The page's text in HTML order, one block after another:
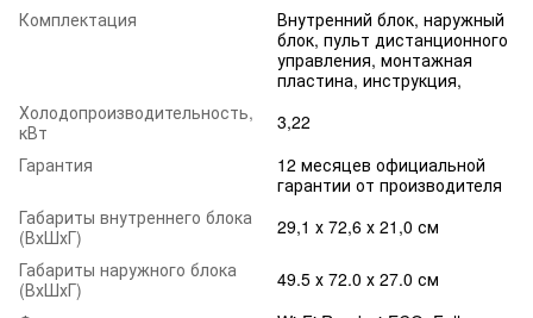
Комплектация
Внутренний блок, наружный
блок, пульт дистанционного
управления, монтажная
пластина, инструкция,
Холодопроизводительность,
кВт
3,22
Гарантия
12 месяцев официальной
гарантии от производителя
Габариты внутреннего блока
(ВхШхГ)
29,1 х 72,6 х 21,0 см
Габариты наружного блока
(ВхШхГ)
49.5 х 72.0 х 27.0 см